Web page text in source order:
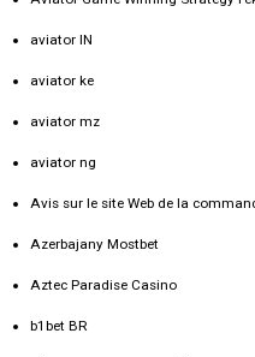
aviator IN
aviator ke
aviator mz
aviator ng
Avis sur le site Web de la
Azerbajany Mostbet
Aztec Paradise Casino
b1bet BR